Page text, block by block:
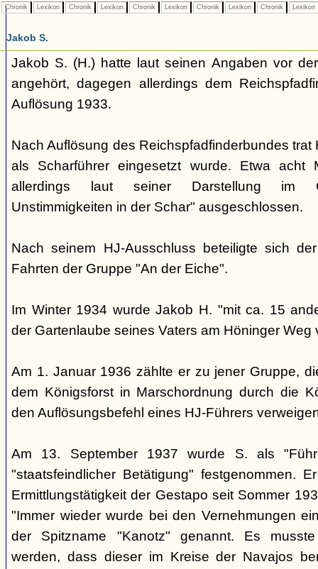
Chronik Lexikon Chronik Lexikon Chronik Lexikon Chronik Lexikon Chronik Lexikon
Jakob S.
Jakob S. (H.) hatte laut seinen Angaben vor
angehört, dagegen allerdings dem
Auflösung 1933.
Nach Auflösung des Reichspfadfinderbundes trat
als Scharführer eingesetzt wurde. Etwa acht
allerdings laut seiner Darstellung im
Unstimmigkeiten in der Schar" ausgeschlossen.
Nach seinem HJ-Ausschluss beteiligte sich
Fahrten der Gruppe "An der Eiche".
Im Winter 1934 wurde Jakob H. "mit ca. 15
der Gartenlaube seines Vaters am Höninger Weg
Am 1. Januar 1936 zählte er zu jener Gruppe,
dem Königsforst in Marschordnung durch die
den Auflösungsbefehl eines HJ-Führers
Am 13. September 1937 wurde S. als
"staatsfeindlicher Betätigung" festgenommen.
Ermittlungstätigkeit der Gestapo seit Sommer
"Immer wieder wurde bei den Vernehmungen
der Spitzname "Kanotz" genannt. Es
werden, dass dieser im Kreise der Navajos